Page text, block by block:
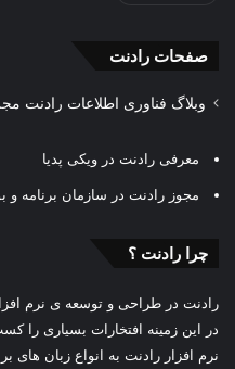
صفحات رادنت
وبلاگ فناوری اطلاعات
معرفی رادنت در ویکی پدیا
مجوز رادنت در سازمان برنامه و
چرا رادنت ؟
رادنت در طراحی و توسعه ی نرم
در این زمینه افتخارات بسیاری را
نرم افزار رادنت به انواع زبان های